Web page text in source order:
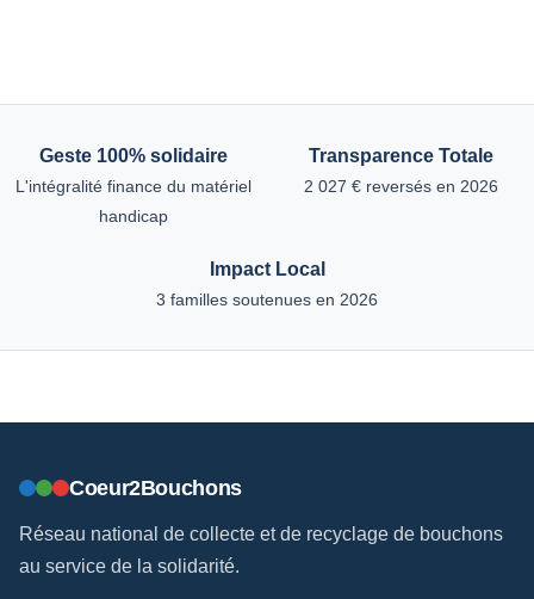
Geste 100% solidaire
L'intégralité finance du matériel
handicap
Transparence Totale
2 027 € reversés en 2026
Impact Local
3 familles soutenues en 2026
Coeur2Bouchons
Réseau national de collecte et de recyclage de bouchons
au service de la solidarité.